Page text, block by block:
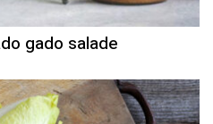
gado salade